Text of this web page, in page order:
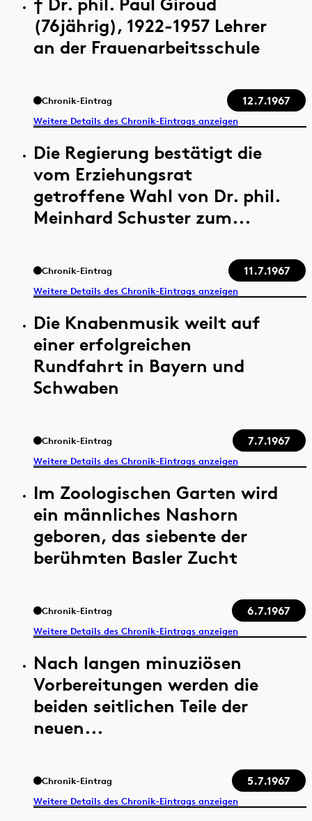
(76jährig), 1922-1957 Lehrer
an der Frauenarbeitsschule
Chronik-Eintrag 12.7.1967
Weitere Details des Chronik-Eintrags anzeigen
Die Regierung bestätigt die
vom Erziehungsrat
getroffene Wahl von Dr. phil.
Meinhard Schuster zum...
Chronik-Eintrag 11.7.1967
Weitere Details des Chronik-Eintrags anzeigen
Die Knabenmusik weilt auf
einer erfolgreichen
Rundfahrt in Bayern und
Schwaben
Chronik-Eintrag 7.7.1967
Weitere Details des Chronik-Eintrags anzeigen
Im Zoologischen Garten wird
ein männliches Nashorn
geboren, das siebente der
berühmten Basler Zucht
Chronik-Eintrag 6.7.1967
Weitere Details des Chronik-Eintrags anzeigen
Nach langen minuziösen
Vorbereitungen werden die
beiden seitlichen Teile der
neuen...
Chronik-Eintrag 5.7.1967
Weitere Details des Chronik-Eintrags anzeigen